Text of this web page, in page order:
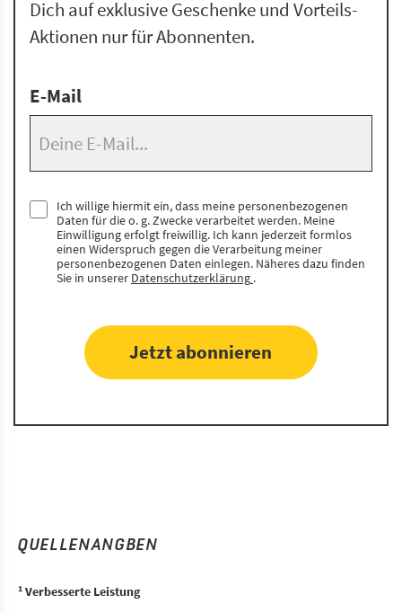
Dich auf exklusive Geschenke und Vorteils-
Aktionen nur für Abonnenten.
E-Mail
Ich willige hiermit ein, dass meine personenbezogenen
Daten für die o. g. Zwecke verarbeitet werden. Meine
Einwilligung erfolgt freiwillig. Ich kann jederzeit formlos
einen Widerspruch gegen die Verarbeitung meiner
personenbezogenen Daten einlegen. Näheres dazu finden
Sie in unserer Datenschutzerklärung .
Jetzt abonnieren
QUELLENANGBEN
1 Verbesserte Leistung